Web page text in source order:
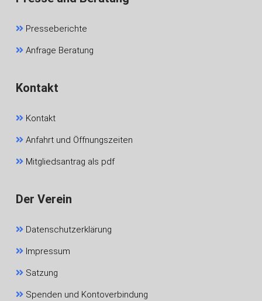
Presseberichte
Anfrage Beratung
Kontakt
Kontakt
Anfahrt und Öffnungszeiten
Mitgliedsantrag als pdf
Der Verein
Datenschutzerklärung
Impressum
Satzung
Spenden und Kontoverbindung